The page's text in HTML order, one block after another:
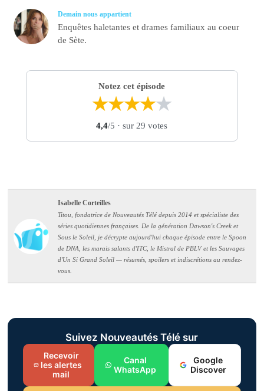
Demain nous appartient
Enquêtes haletantes et drames familiaux au coeur
de Sète.
Notez cet épisode
★★★★★
4,4/5 · sur 29 votes
Isabelle Corteilles
Titou, fondatrice de Nouveautés Télé depuis 2014 et spécialiste des
séries quotidiennes françaises. De la génération Dawson's Creek et
Sous le Soleil, je décrypte aujourd'hui chaque épisode entre le Spoon
de DNA, les marais salants d'ITC, le Mistral de PBLV et les Sauvages
d'Un Si Grand Soleil — résumés, spoilers et indiscrétions au rendez-
vous.
Suivez Nouveautés Télé sur
Recevoir
les alertes
mail
Canal
WhatsApp
Google
Discover